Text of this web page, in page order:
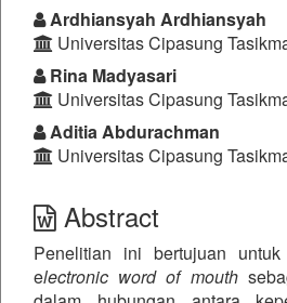
Ardhiansyah Ardhiansyah
Universitas Cipasung
Rina Madyasari
Universitas Cipasung
Aditia Abdurachman
Universitas Cipasung
Abstract
Penelitian ini bertujuan
electronic word of mouth